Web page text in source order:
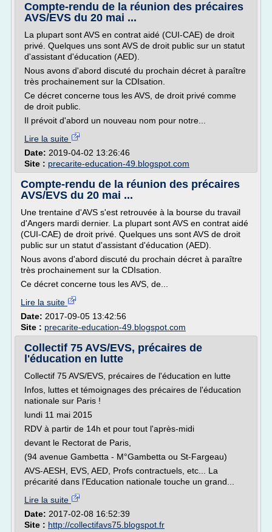
Compte-rendu de la réunion des précaires
AVS/EVS du 20 mai ...
La plupart sont AVS en contrat aidé (CUI-CAE) de droit
privé. Quelques uns sont AVS de droit public sur un statut
d'assistant d'éducation (AED).
Nous avons d'abord discuté du prochain décret à paraître
très prochainement sur la CDIsation.
Ce décret concerne tous les AVS, de droit privé comme
de droit public.
Il prévoit d'abord un nouveau nom pour notre...
Lire la suite
Date: 2019-04-02 13:26:46
Site : precarite-education-49.blogspot.com
Compte-rendu de la réunion des précaires
AVS/EVS du 20 mai ...
Une trentaine d'AVS s'est retrouvée à la bourse du travail
d'Angers mardi dernier. La plupart sont AVS en contrat aidé
(CUI-CAE) de droit privé. Quelques uns sont AVS de droit
public sur un statut d'assistant d'éducation (AED).
Nous avons d'abord discuté du prochain décret à paraître
très prochainement sur la CDIsation.
Ce décret concerne tous les AVS, de...
Lire la suite
Date: 2017-09-05 13:42:56
Site : precarite-education-49.blogspot.com
Collectif 75 AVS/EVS, précaires de
l'éducation en lutte
Collectif 75 AVS/EVS, précaires de l'éducation en lutte
Infos, luttes et témoignages des précaires de l'éducation
nationale sur Paris !
lundi 11 mai 2015
RDV à partir de 14h et pour tout l'après-midi
devant le Rectorat de Paris,
(94 avenue Gambetta - M°Gambetta ou St-Fargeau)
AVS-AESH, EVS, AED, Profs contractuels, etc... La
précarité dans l'Education nationale touche un grand...
Lire la suite
Date: 2017-02-08 16:52:39
Site : http://collectifavs75.blogspot.fr